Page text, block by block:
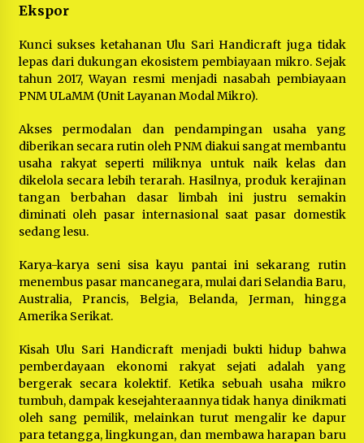
Ekspor
Kunci sukses ketahanan Ulu Sari Handicraft juga tidak
lepas dari dukungan ekosistem pembiayaan mikro. Sejak
tahun 2017, Wayan resmi menjadi nasabah pembiayaan
PNM ULaMM (Unit Layanan Modal Mikro).
Akses permodalan dan pendampingan usaha yang
diberikan secara rutin oleh PNM diakui sangat membantu
usaha rakyat seperti miliknya untuk naik kelas dan
dikelola secara lebih terarah. Hasilnya, produk kerajinan
tangan berbahan dasar limbah ini justru semakin
diminati oleh pasar internasional saat pasar domestik
sedang lesu.
Karya-karya seni sisa kayu pantai ini sekarang rutin
menembus pasar mancanegara, mulai dari Selandia Baru,
Australia, Prancis, Belgia, Belanda, Jerman, hingga
Amerika Serikat.
Kisah Ulu Sari Handicraft menjadi bukti hidup bahwa
pemberdayaan ekonomi rakyat sejati adalah yang
bergerak secara kolektif. Ketika sebuah usaha mikro
tumbuh, dampak kesejahteraannya tidak hanya dinikmati
oleh sang pemilik, melainkan turut mengalir ke dapur
para tetangga, lingkungan, dan membawa harapan baru